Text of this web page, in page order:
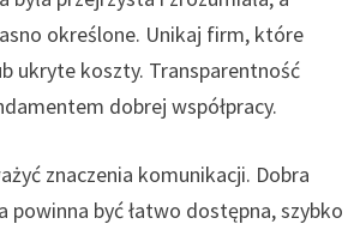
określone. Unikaj firm, które
ukryte koszty. Transparentność
dobrej współpracy.
znaczenia komunikacji. Dobra
powinna być łatwo dostępna, szybko